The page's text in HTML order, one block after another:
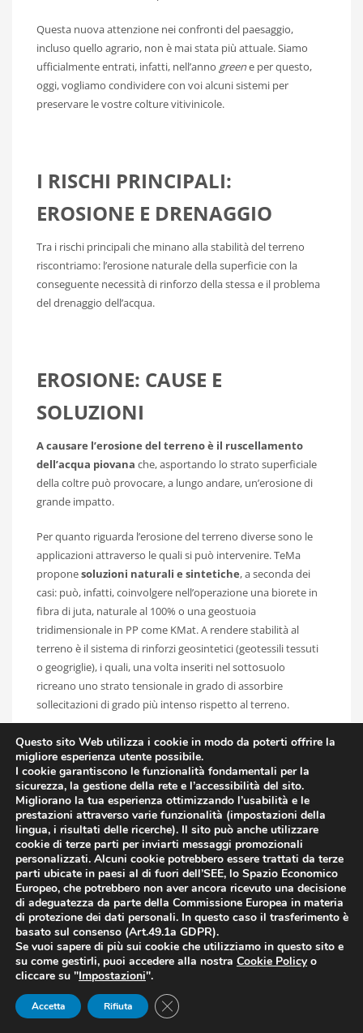
Questa nuova attenzione nei confronti del paesaggio,
incluso quello agrario, non è mai stata più attuale. Siamo
ufficialmente entrati, infatti, nell’anno greene per questo,
oggi, vogliamo condividere con voi alcuni sistemi per
preservare le vostre colture vitivinicole.
I RISCHI PRINCIPALI:
EROSIONE E DRENAGGIO
Tra i rischi principali che minano alla stabilità del terreno
riscontriamo: l’erosione naturale della superficie con la
conseguente necessità di rinforzo della stessa e il problema
del drenaggio dell’acqua.
EROSIONE: CAUSE E
SOLUZIONI
A causare l’erosione del terreno è il ruscellamento
dell’acqua piovana che, asportando lo strato superficiale
della coltre può provocare, a lungo andare, un’erosione di
grande impatto.
Per quanto riguarda l’erosione del terreno diverse sono le
applicazioni attraverso le quali si può intervenire. TeMa
proponesoluzioni naturali e sintetiche, a seconda dei
casi: può, infatti, coinvolgere nell’operazione una biorete in
fibra di juta, naturale al 100% o una geostuoia
tridimensionale in PP come KMat. A rendere stabilità al
terreno è il sistema di rinforzi geosintetici (geotessili tessuti
o geogriglie), i quali, una volta inseriti nel sottosuolo
ricreano uno strato tensionale in grado di assorbire
sollecitazioni di grado più intenso rispetto al terreno.
DRENAGGIO: CONSEGUENZE E
SOLUZIONI
In ultima, per risolverela causa fondamentale
dell’instabilità del terreno, ossia il drenaggio,TeMa ha
sviluppato delletrincee drenanticapaci di smaltire l’acqua
che viene naturalmente assorbita dalla terra. Si tratta di
scavi in trincea, in genere a sezione rettangolare, ricolmi di
materiale inerte naturale, come può essere la ghiaia o lo
spezzato di cava, a elevata permeabilità. Lo smaltimento
avviene o attraverso il materiale di riempimento della
trincea o tramite la tubazione drenante collocata alla base
della trincea. Per evitare un altro possibile problema, ossia
Questo sito Web utilizza i cookie in modo da poterti offrire la
migliore esperienza utente possibile.
I cookie garantiscono le funzionalità fondamentali per la
sicurezza, la gestione della rete e l’accessibilità del sito.
Migliorano la tua esperienza ottimizzando l’usabilità e le
prestazioni attraverso varie funzionalità (impostazioni della
lingua, i risultati delle ricerche). Il sito può anche utilizzare
cookie di terze parti per inviarti messaggi promozionali
personalizzati. Alcuni cookie potrebbero essere trattati da terze
parti ubicate in paesi al di fuori dell’SEE, lo Spazio Economico
Europeo, che potrebbero non aver ancora ricevuto una decisione
di adeguatezza da parte della Commissione Europea in materia
di protezione dei dati personali. In questo caso il trasferimento è
basato sul consenso (Art.49.1a GDPR).
Se vuoi sapere di più sui cookie che utilizziamo in questo sito e
su come gestirli, puoi accedere alla nostra Cookie Policyo
cliccare su "Impostazioni".
Accetta Rifiuta Close GDPR Cookie Banner